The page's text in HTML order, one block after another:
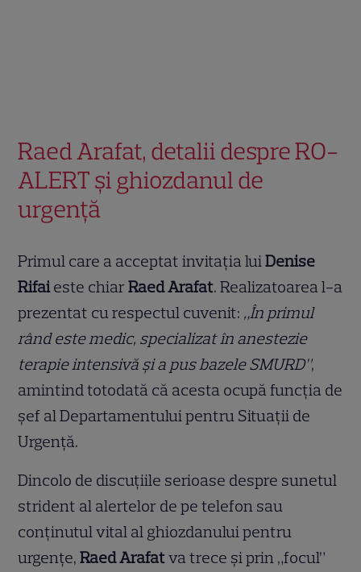
Raed Arafat, detalii despre RO-
ALERT și ghiozdanul de
urgență
Primul care a acceptat invitația luiDenise
Rifaieste chiarRaed Arafat. Realizatoarea l-a
prezentat cu respectul cuvenit: „În primul
rând este medic, specializat în anestezie
terapie intensivă și a pus bazele SMURD”,
amintind totodată că acesta ocupă funcția de
șef al Departamentului pentru Situații de
Urgență.
Dincolo de discuțiile serioase despre sunetul
strident al alertelor de pe telefon sau
conținutul vital al ghiozdanului pentru
urgențe,Raed Arafatva trece și prin „focul”